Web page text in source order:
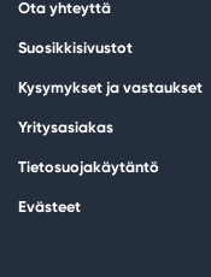
Ota yhteyttä
Suosikkisivustot
Kysymykset ja vastaukset
Yritysasiakas
Tietosuojakäytäntö
Evästeet